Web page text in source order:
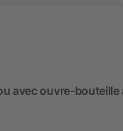
avec ouvre-